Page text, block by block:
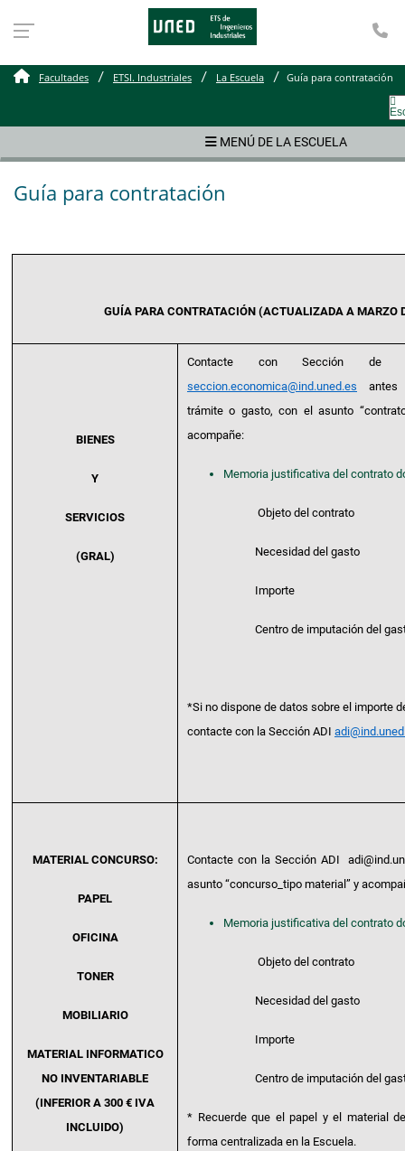
Guía para contratación
Facultades ETSI. Industriales La Escuela Guía para contratación
MENÚ DE LA ESCUELA
Guía para contratación
GUÍA PARA CONTRATACIÓN (ACTUALIZADA A MARZO
BIENES
Y
SERVICIOS
(GRAL)
Contacte con Sección de
seccion.economica@ind.uned.es antes
trámite o gasto, con el asunto
acompañe:
Memoria justificativa del contrato
Objeto del contrato
Necesidad del gasto
Importe
Centro de imputación del
*Si no dispone de datos sobre el importe
contacte con la Sección ADI
MATERIAL CONCURSO:
PAPEL
OFICINA
TONER
MOBILIARIO
MATERIAL INFORMATICO
NO INVENTARIABLE
(INFERIOR A 300 € IVA
INCLUIDO)
Contacte con la Sección ADI
asunto “concurso_tipo material” y
Memoria justificativa del contrato
Objeto del contrato
Necesidad del gasto
Importe
Centro de imputación del
* Recuerde que el papel y el material
forma centralizada en la Escuela.